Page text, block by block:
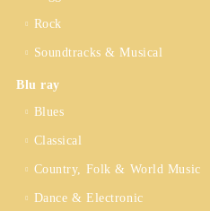
Rock
Soundtracks & Musical
Blu ray
Blues
Classical
Country, Folk & World Music
Dance & Electronic